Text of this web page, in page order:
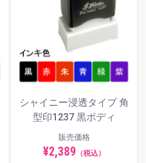
シャイニー浸透タイプ 角
型印1237 黒ボディ
販売価格
¥2,389 （税込）